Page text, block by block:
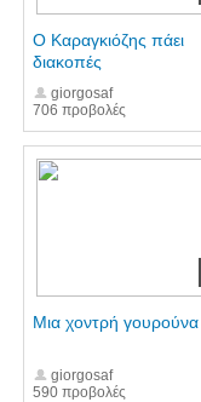
706 προβολές
Ο Καραγκιόζης πάει
διακοπές
giorgosaf
590 προβολές
Μια χοντρή γουρούνα
giorgosaf